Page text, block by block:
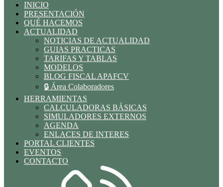
INICIO
PRESENTACIÓN
QUÉ HACEMOS
ACTUALIDAD
NOTICIAS DE ACTUALIDAD
GUIAS PRACTICAS
TARIFAS Y TABLAS
MODELOS
BLOG FISCAL APAFCV
🔒 Área Colaboradores
HERRAMIENTAS
CALCULADORAS BÁSICAS
SIMULADORES EXTERNOS
AGENDA
ENLACES DE INTERES
PORTAL CLIENTES
EVENTOS
CONTACTO